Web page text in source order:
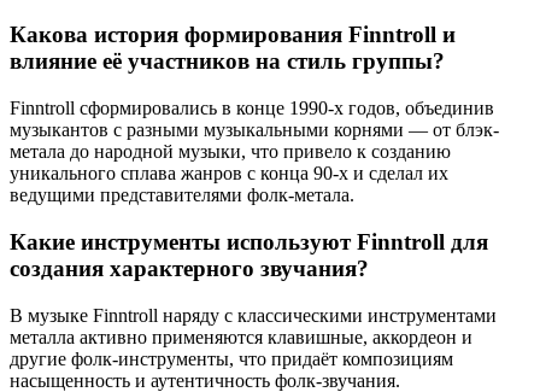
Какова история формирования Finntroll и
влияние её участников на стиль группы?
Finntroll сформировались в конце 1990-х годов, объединив
музыкантов с разными музыкальными корнями — от блэк-
метала до народной музыки, что привело к созданию
уникального сплава жанров с конца 90-х и сделал их
ведущими представителями фолк-метала.
Какие инструменты используют Finntroll для
создания характерного звучания?
В музыке Finntroll наряду с классическими инструментами
металла активно применяются клавишные, аккордеон и
другие фолк-инструменты, что придаёт композициям
насыщенность и аутентичность фолк-звучания.